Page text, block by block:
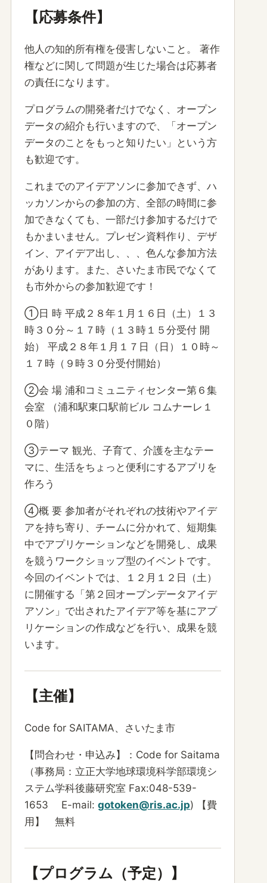
【応募条件】
他人の知的所有権を侵害しないこと。 著作
権などに関して問題が生じた場合は応募者
の責任になります。
プログラムの開発者だけでなく、オープン
データの紹介も行いますので、「オープン
データのことをもっと知りたい」という方
も歓迎です。
これまでのアイデアソンに参加できず、ハ
ッカソンからの参加の方、全部の時間に参
加できなくても、一部だけ参加するだけで
もかまいません。プレゼン資料作り、デザ
イン、アイデア出し、、、色んな参加方法
があります。また、さいたま市民でなくて
も市外からの参加歓迎です！
①日 時 平成２８年１月１６日（土）１３
時３０分～１７時（１３時１５分受付 開
始） 平成２８年１月１７日（日）１０時～
１７時（９時３０分受付開始）
②会 場 浦和コミュニティセンター第６集
会室 （浦和駅東口駅前ビル コムナーレ１
０階）
③テーマ 観光、子育て、介護を主なテー
マに、生活をちょっと便利にするアプリを
作ろう
④概 要 参加者がそれぞれの技術やアイデ
アを持ち寄り、チームに分かれて、短期集
中でアプリケーションなどを開発し、成果
を競うワークショップ型のイベントです。
今回のイベントでは、１２月１２日（土）
に開催する「第２回オープンデータアイデ
アソン」で出されたアイデア等を基にアプ
リケーションの作成などを行い、成果を競
います。
【主催】
Code for SAITAMA、さいたま市
【問合わせ・申込み】：Code for Saitama
（事務局：立正大学地球環境科学部環境シ
ステム学科後藤研究室 Fax:048-539-
1653 E-mail: gotoken@ris.ac.jp) 【費
用】 無料
【プログラム（予定）】